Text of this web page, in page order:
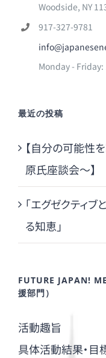
Woodside, NY
917-327-9781
Monday - Friday:
最近の投稿
【自分の可能性
原氏座談会～】
「エグゼクティ
る知恵」
FUTURE JAPAN!
援部門）
活動趣旨
具体活動結果・目